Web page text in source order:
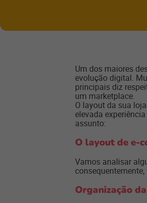
Um dos maiores
evolução digital.
principais diz
um marketplace.
O layout da sua
elevada
assunto:
O layout de e-
Vamos analisar
Organização